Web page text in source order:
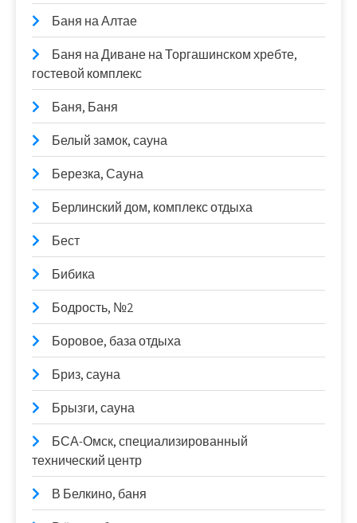
Баня на Алтае
Баня на Диване на Торгашинском хребте,
гостевой комплекс
Баня, Баня
Белый замок, сауна
Березка, Сауна
Берлинский дом, комплекс отдыха
Бест
Бибика
Бодрость, №2
Боровое, база отдыха
Бриз, сауна
Брызги, сауна
БСА-Омск, специализированный
технический центр
В Белкино, баня